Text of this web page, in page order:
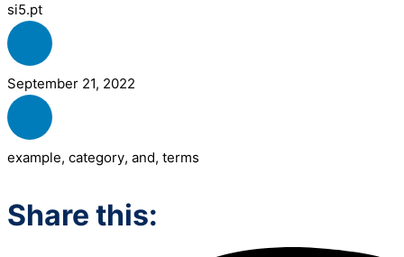
si5.pt
September 21, 2022
example, category, and, terms
Share this: